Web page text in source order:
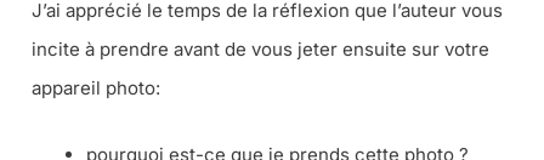
J’ai apprécié le temps de la réflexion que l’auteur vous
incite à prendre avant de vous jeter ensuite sur votre
appareil photo:
pourquoi est-ce que je prends cette photo ?